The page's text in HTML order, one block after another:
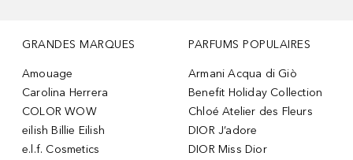
GRANDES MARQUES
Amouage
Carolina Herrera
COLOR WOW
eilish Billie Eilish
e.l.f. Cosmetics
PARFUMS POPULAIRES
Armani Acqua di Giò
Benefit Holiday Collection
Chloé Atelier des Fleurs
DIOR J’adore
DIOR Miss Dior